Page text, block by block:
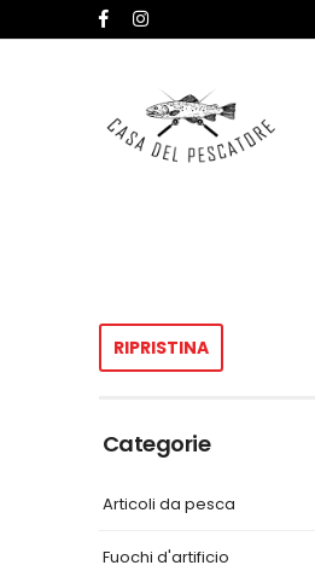
RIPRISTINA
Categorie
Articoli da pesca
Fuochi d'artificio